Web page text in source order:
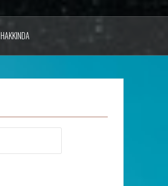
HAKKINDA